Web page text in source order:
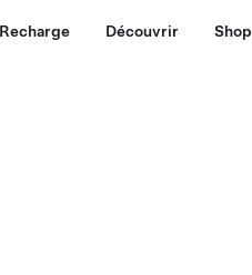
Recharge Découvrir Shop